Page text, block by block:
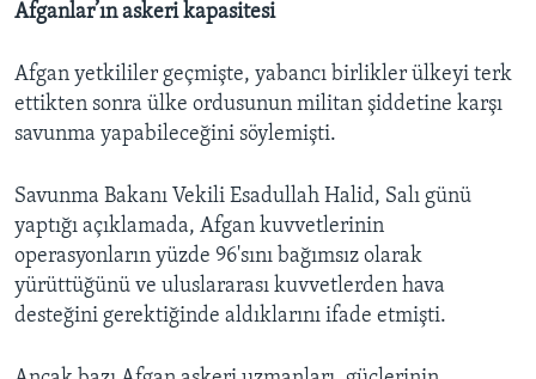
Afganlar’ın askeri kapasitesi
Afgan yetkililer geçmişte, yabancı birlikler ülkeyi terk
ettikten sonra ülke ordusunun militan şiddetine karşı
savunma yapabileceğini söylemişti.
Savunma Bakanı Vekili Esadullah Halid, Salı günü
yaptığı açıklamada, Afgan kuvvetlerinin
operasyonların yüzde 96'sını bağımsız olarak
yürüttüğünü ve uluslararası kuvvetlerden hava
desteğini gerektiğinde aldıklarını ifade etmişti.